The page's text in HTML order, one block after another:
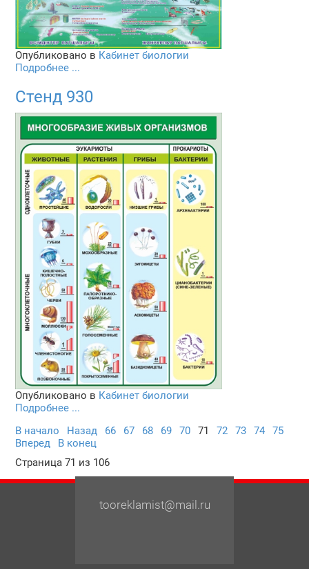
Опубликовано в Кабинет биологии
Подробнее ...
Стенд 930
Опубликовано в Кабинет биологии
Подробнее ...
В начало
Назад 66 67 68 69 70 71 72 73 74
75
Вперед
В конец
Страница 71 из 106
tooreklamist@mail.ru